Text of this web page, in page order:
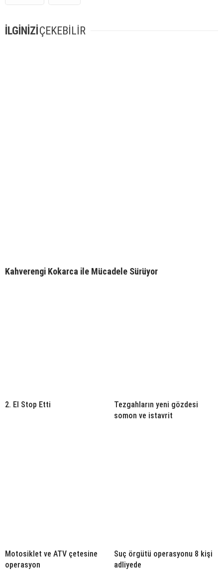
İLGİNİZİÇEKEBİLİR
Kahverengi Kokarca ile Mücadele Sürüyor
2. El Stop Etti
Tezgahların yeni gözdesi
somon ve istavrit
Motosiklet ve ATV çetesine
operasyon
Suç örgütü operasyonu 8 kişi
adliyede